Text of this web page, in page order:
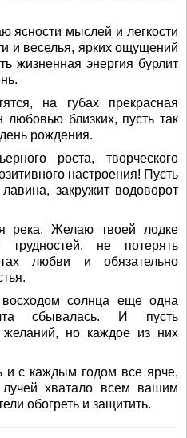
ясности мыслей и легкости
и веселья, ярких ощущений
жизненная энергия бурлит
на губах прекрасная
любовью близких, пусть так
рождения.
роста, творческого
настроения! Пусть
закружит водоворот
река. Желаю твоей лодке
трудностей, не потерять
любви и обязательно
солнца еще одна
сбывалась. И пусть
желаний, но каждое из них
и с каждым годом все ярче,
хватало всем вашим
обогреть и защитить.